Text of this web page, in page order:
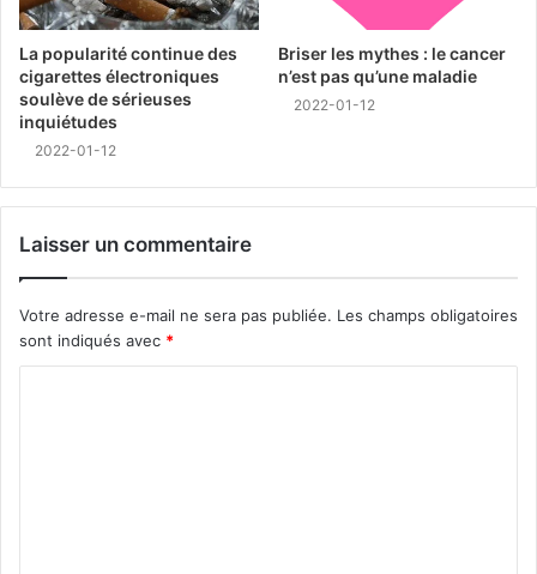
La popularité continue des
cigarettes électroniques
soulève de sérieuses
inquiétudes
2022-01-12
Briser les mythes : le cancer
n’est pas qu’une maladie
2022-01-12
Laisser un commentaire
Votre adresse e-mail ne sera pas publiée. Les champs obligatoires
sont indiqués avec *